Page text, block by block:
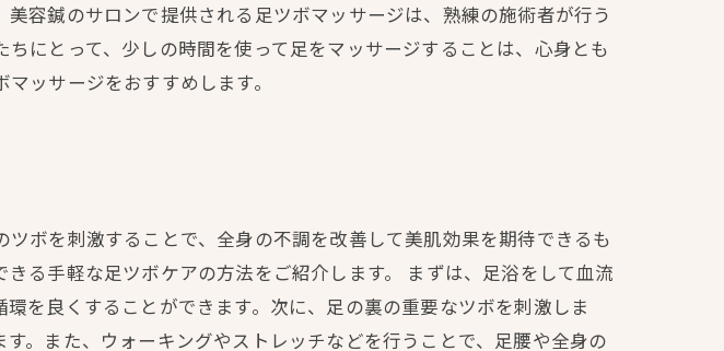
容鍼のサロンで提供される足ツボマッサージは、熟練の施術者が行う
にとって、少しの時間を使って足をマッサージすることは、心身とも
ッサージをおすすめします。
ボを刺激することで、全身の不調を改善して美肌効果を期待できるも
る手軽な足ツボケアの方法をご紹介します。 まずは、足浴をして血流
を良くすることができます。次に、足の裏の重要なツボを刺激しま
。また、ウォーキングやストレッチなどを行うことで、足腰や全身の